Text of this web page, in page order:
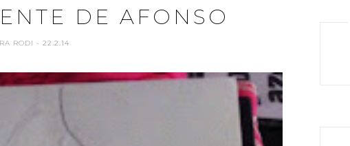
DE AFONSO
RODI - 22.2.14